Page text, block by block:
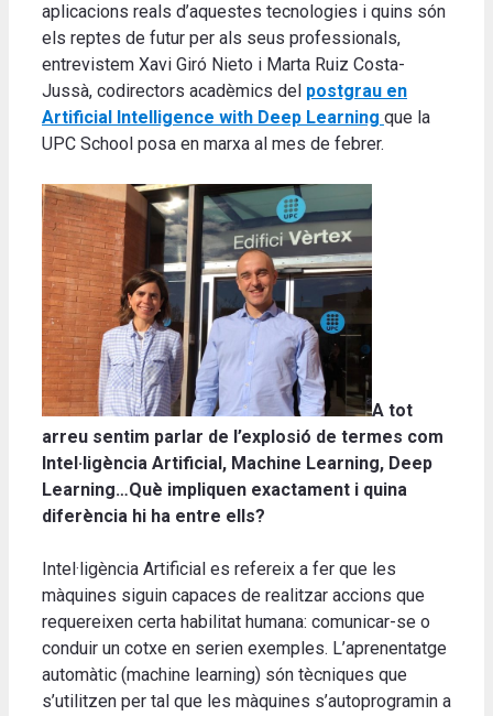
aplicacions reals d’aquestes tecnologies i quins són
els reptes de futur per als seus professionals,
entrevistem Xavi Giró Nieto i Marta Ruiz Costa-
Jussà, codirectors acadèmics del postgrau en
Artificial Intelligence with Deep Learning que la
UPC School posa en marxa al mes de febrer.
A tot
arreu sentim parlar de l’explosió de termes com
Intel·ligència Artificial, Machine Learning, Deep
Learning…Què impliquen exactament i quina
diferència hi ha entre ells?
Intel·ligència Artificial es refereix a fer que les
màquines siguin capaces de realitzar accions que
requereixen certa habilitat humana: comunicar-se o
conduir un cotxe en serien exemples. L’aprenentatge
automàtic (machine learning) són tècniques que
s’utilitzen per tal que les màquines s’autoprogramin a